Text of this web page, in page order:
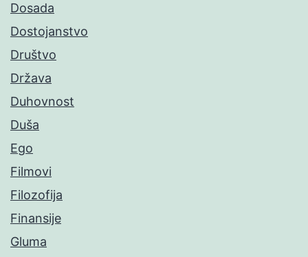
Dosada
Dostojanstvo
Društvo
Država
Duhovnost
Duša
Ego
Filmovi
Filozofija
Finansije
Gluma